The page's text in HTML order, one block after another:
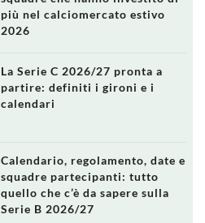
più nel calciomercato estivo
2026
La Serie C 2026/27 pronta a
partire: definiti i gironi e i
calendari
Calendario, regolamento, date e
squadre partecipanti: tutto
quello che c’è da sapere sulla
Serie B 2026/27